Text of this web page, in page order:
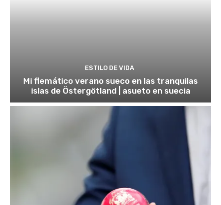
ESTILO DE VIDA
Mi flemático verano sueco en las tranquilas
islas de Östergötland | asueto en suecia